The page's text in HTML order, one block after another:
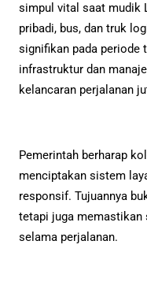
simpul vital saat mudik
pribadi, bus, dan truk
signifikan pada periode
infrastruktur dan
kelancaran perjalanan
Pemerintah berharap
menciptakan sistem
responsif. Tujuannya
tetapi juga memastikan
selama perjalanan.